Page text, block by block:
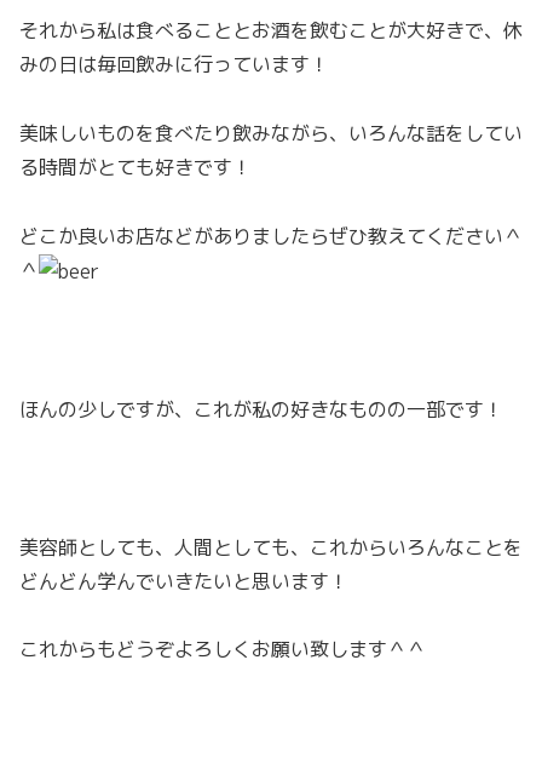
それから私は食べることとお酒を飲むことが大好きで、休
みの日は毎回飲みに行っています！
美味しいものを食べたり飲みながら、いろんな話をしてい
る時間がとても好きです！
どこか良いお店などがありましたらぜひ教えてください＾
＾
ほんの少しですが、これが私の好きなものの一部です！
美容師としても、人間としても、これからいろんなことを
どんどん学んでいきたいと思います！
これからもどうぞよろしくお願い致します＾＾